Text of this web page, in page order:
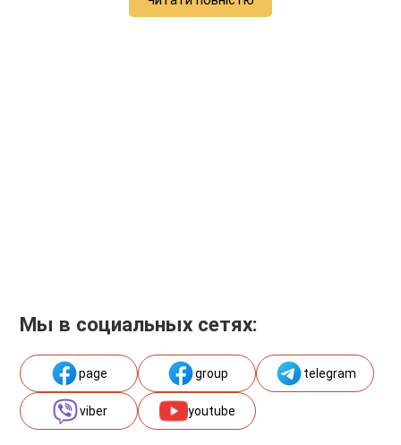
Мы в социальных сетях:
page group telegram
viber youtube